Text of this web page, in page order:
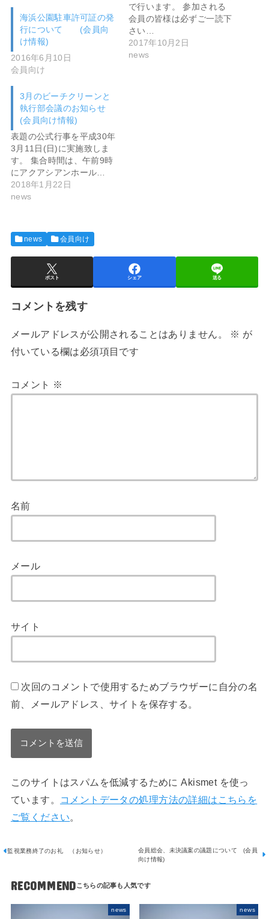
海浜公園駐車許可証の発
行について (会員向
け情報)
2016年6月10日
会員向け
で行います。 参加される
会員の皆様は必ずご一読下
さい…
2017年10月2日
news
3月のビーチクリーンと
執行部会議のお知らせ
(会員向け情報)
表題の公式行事を平成30年
3月11日(日)に実施致しま
す。 集合時間は、午前9時
にアクアシアンホール…
2018年1月22日
news
news 会員向け
ポスト シェア 送る
コメントを残す
メールアドレスが公開されることはありません。 ※ が
付いている欄は必須項目です
コメント ※
名前
メール
サイト
次回のコメントで使用するためブラウザーに自分の名
前、メールアドレス、サイトを保存する。
このサイトはスパムを低減するために Akismet を使っ
ています。
コメントデータの処理方法の詳細はこちらを
ご覧ください。
監視業務終了のお礼 （お知らせ）
会員総会、未決議案の議題について (会員
向け情報)
RECOMMEND
news news